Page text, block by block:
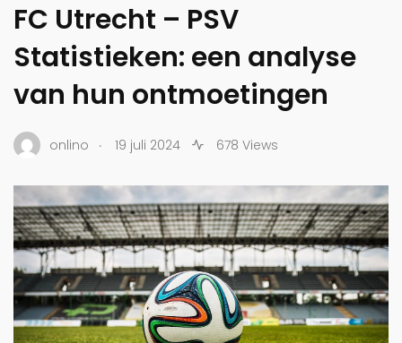
FC Utrecht – PSV
Statistieken: een analyse
van hun ontmoetingen
onlino . 19 juli 2024 678 Views